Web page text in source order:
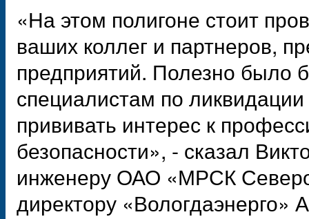
«На этом полигоне стоит
ваших коллег и партнеров,
предприятий. Полезно было
специалистам по
прививать интерес к
безопасности», - сказал
инженеру ОАО «МРСК
директору «Вологдаэнерго»